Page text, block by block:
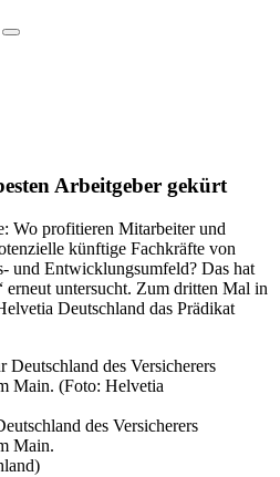
Arbeitgeber gekürt
Wo profitieren Mitarbeiter und
künftige Fachkräfte von
und Entwicklungsumfeld? Das hat
erneut untersucht. Zum dritten Mal in
Deutschland das Prädikat
des Versicherers
Main.